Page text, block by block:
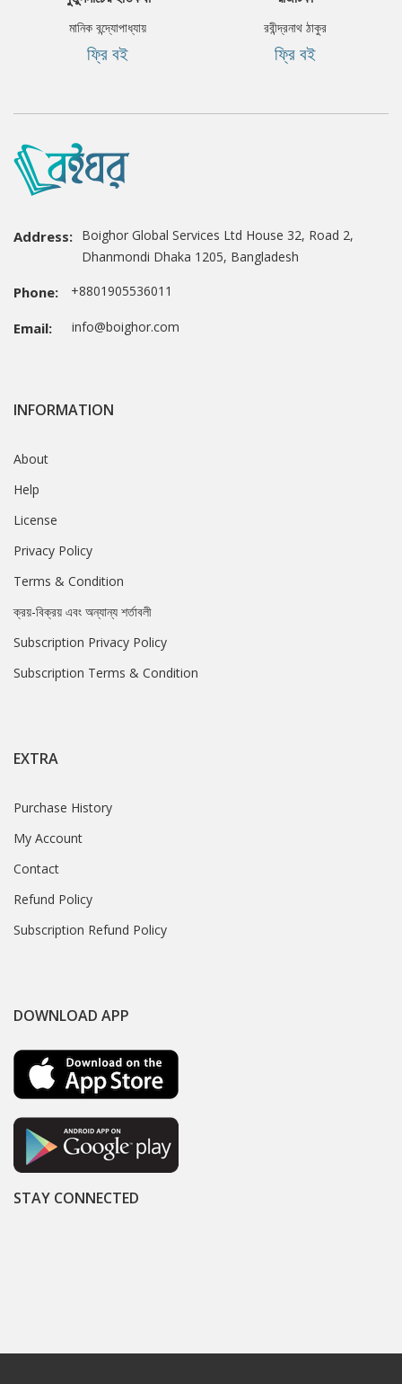
মানিক বন্দ্যোপাধ্যায়
ফ্রি বই
রবীন্দ্রনাথ ঠাকুর
ফ্রি বই
Address: Boighor Global Services Ltd House 32, Road 2,
Dhanmondi Dhaka 1205, Bangladesh
Phone: +8801905536011
Email: info@boighor.com
INFORMATION
About
Help
License
Privacy Policy
Terms & Condition
ক্রয়-বিক্রয় এবং অন্যান্য শর্তাবলী
Subscription Privacy Policy
Subscription Terms & Condition
EXTRA
Purchase History
My Account
Contact
Refund Policy
Subscription Refund Policy
DOWNLOAD APP
STAY CONNECTED